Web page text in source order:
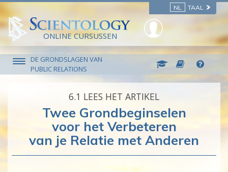
NL TAAL
ONLINE CURSUSSEN
DE GRONDSLAGEN VAN
PUBLIC RELATIONS
6.‎1 LEES HET ARTIKEL
Twee Grondbeginselen
voor het Verbeteren
van je Relatie met Anderen